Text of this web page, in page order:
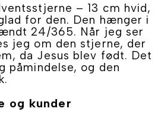
– 13 cm hvid,
for den. Den hænger i
24/365. Når jeg ser
jeg om den stjerne, der
da Jesus blev født. Det
påmindelse, og den
og kunder